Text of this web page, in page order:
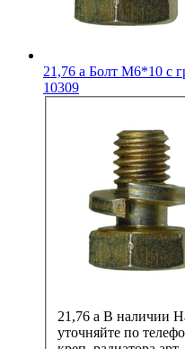
21,76 a Болт М6*10 с
10309
21,76 a В наличии
уточняйте по